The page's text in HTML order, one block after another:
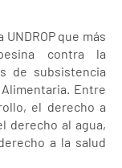
que más
contra la
de subsistencia
Entre
el derecho a
derecho al agua,
a la salud